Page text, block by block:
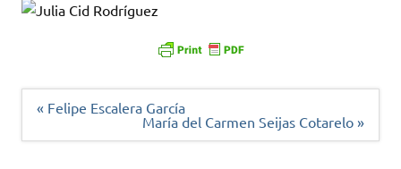
Navegación
« Felipe Escalera García
María del Carmen Seijas Cotarelo »